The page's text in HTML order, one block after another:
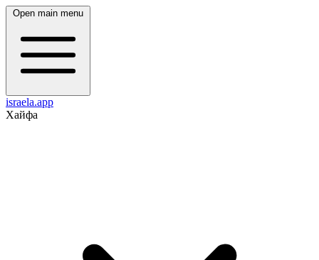
Open main menu
israela.app
Хайфа